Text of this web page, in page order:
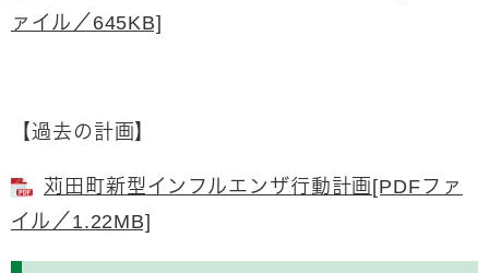
ァイル／645KB]
【過去の計画】
苅田町新型インフルエンザ行動計画[PDFファ
イル／1.22MB]